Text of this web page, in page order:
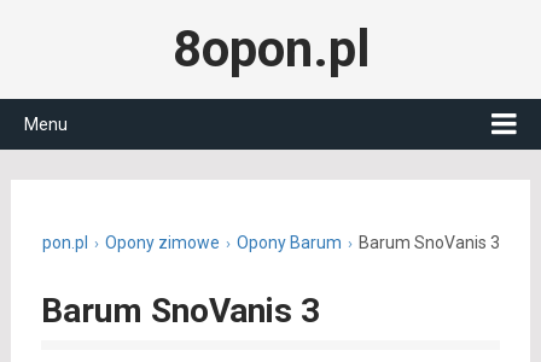
8opon.pl
Menu
8opon.pl Opony zimowe Opony Barum Barum SnoVanis 3
Barum SnoVanis 3